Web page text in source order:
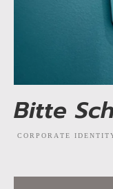
Bitte
CORPORATE